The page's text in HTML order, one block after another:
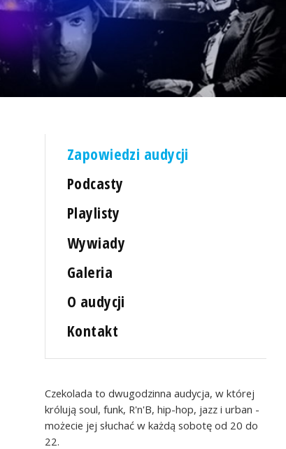
Zapowiedzi audycji
Podcasty
Playlisty
Wywiady
Galeria
O audycji
Kontakt
Czekolada to dwugodzinna audycja, w której
królują soul, funk, R'n'B, hip-hop, jazz i urban -
możecie jej słuchać w każdą sobotę od 20 do
22.